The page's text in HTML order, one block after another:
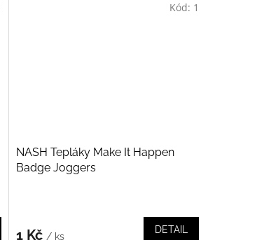
NASH Tepláky Make It Happen
Badge Joggers
1 Kč / ks
DETAIL
Kód: 1